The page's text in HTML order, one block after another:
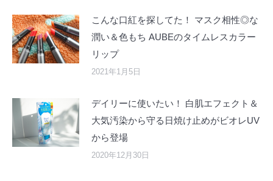
こんな口紅を探してた！ マスク相性◎な
潤い＆色もち AUBEのタイムレスカラー
リップ
2021年1月5日
デイリーに使いたい！ 白肌エフェクト＆
大気汚染から守る日焼け止めがビオレUV
から登場
2020年12月30日